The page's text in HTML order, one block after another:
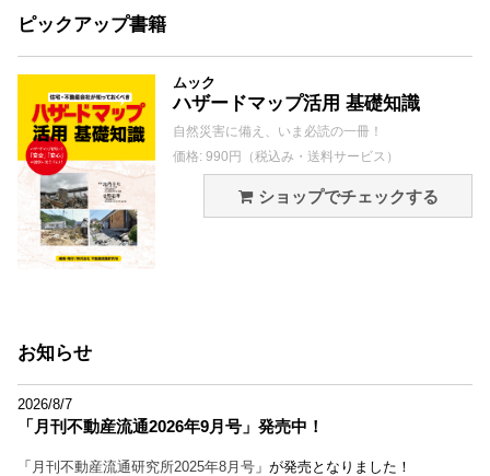
ピックアップ書籍
ムック
ハザードマップ活用 基礎知識
自然災害に備え、いま必読の一冊！
価格: 990円（税込み・送料サービス）
ショップでチェックする
お知らせ
2026/8/7
「月刊不動産流通2026年9月号」発売中！
「 月刊不動産流通研究所2025年8月号 」が発売となりました！